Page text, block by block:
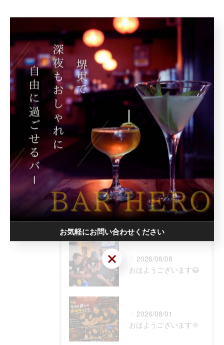
カテゴリー Categories
全てのカテゴリー
深夜
カラオケ
おしゃれ
二次会
最近の投稿
Recent
Posts
2026/08/08
おはようございます😃
2026/08/01
おはようございます🌞
お気軽にお問い合わせください
お気軽にお問い合わせください